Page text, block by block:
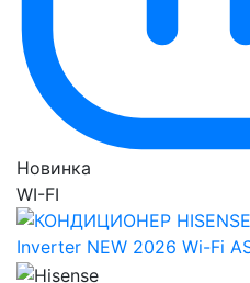
Новинка
WI-FI